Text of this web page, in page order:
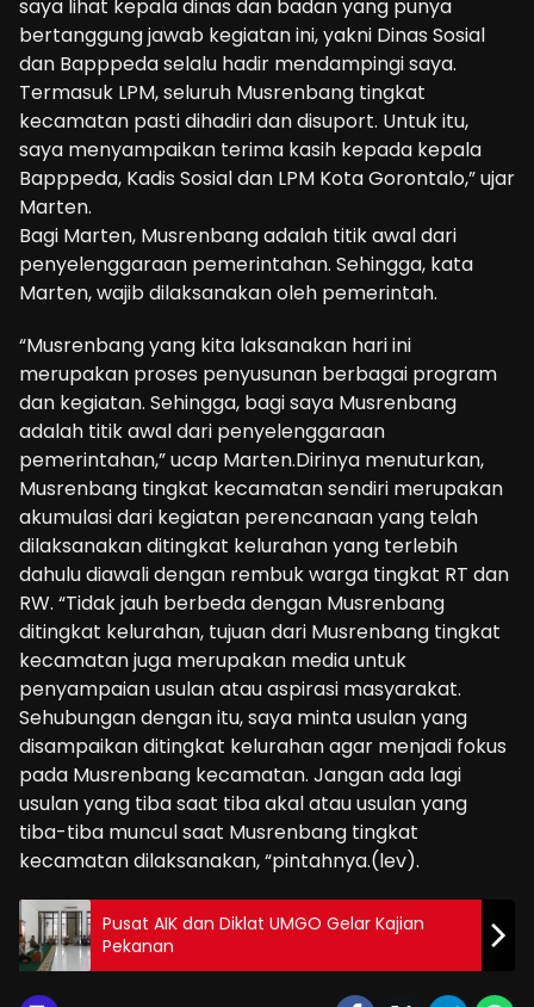
saya lihat kepala dinas dan badan yang punya
bertanggung jawab kegiatan ini, yakni Dinas Sosial
dan Bapppeda selalu hadir mendampingi saya.
Termasuk LPM, seluruh Musrenbang tingkat
kecamatan pasti dihadiri dan disuport. Untuk itu,
saya menyampaikan terima kasih kepada kepala
Bapppeda, Kadis Sosial dan LPM Kota Gorontalo,” ujar
Marten.
Bagi Marten, Musrenbang adalah titik awal dari
penyelenggaraan pemerintahan. Sehingga, kata
Marten, wajib dilaksanakan oleh pemerintah.
“Musrenbang yang kita laksanakan hari ini
merupakan proses penyusunan berbagai program
dan kegiatan. Sehingga, bagi saya Musrenbang
adalah titik awal dari penyelenggaraan
pemerintahan,” ucap Marten.Dirinya menuturkan,
Musrenbang tingkat kecamatan sendiri merupakan
akumulasi dari kegiatan perencanaan yang telah
dilaksanakan ditingkat kelurahan yang terlebih
dahulu diawali dengan rembuk warga tingkat RT dan
RW. “Tidak jauh berbeda dengan Musrenbang
ditingkat kelurahan, tujuan dari Musrenbang tingkat
kecamatan juga merupakan media untuk
penyampaian usulan atau aspirasi masyarakat.
Sehubungan dengan itu, saya minta usulan yang
disampaikan ditingkat kelurahan agar menjadi fokus
pada Musrenbang kecamatan. Jangan ada lagi
usulan yang tiba saat tiba akal atau usulan yang
tiba-tiba muncul saat Musrenbang tingkat
kecamatan dilaksanakan, “pintahnya.(lev).
Pusat AIK dan Diklat UMGO Gelar Kajian
Pekanan